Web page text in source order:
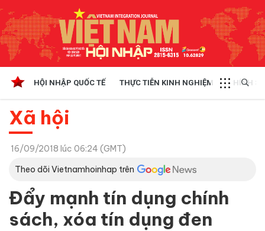
HỘI NHẬP QUỐC TẾ THỰC TIỄN KINH NGHIỆM CHÍNH
Xã hội
16/09/2018 lúc 06:24 (GMT)
Theo dõi Vietnamhoinhap trên
Đẩy mạnh tín dụng chính
sách, xóa tín dụng đen